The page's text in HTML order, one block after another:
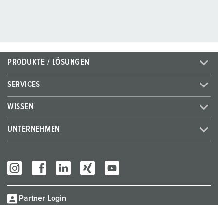
PRODUKTE / LÖSUNGEN
SERVICES
WISSEN
UNTERNEHMEN
Partner Login